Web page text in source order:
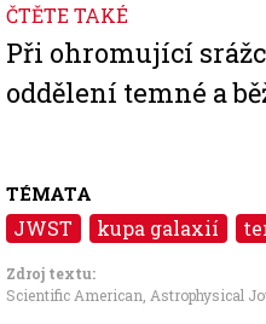
ČTĚTE TAKÉ
Při ohromující
oddělení temné a
TÉMATA
JWST kupa galaxií
Zdroj textu:
Scientific American Astrophysical